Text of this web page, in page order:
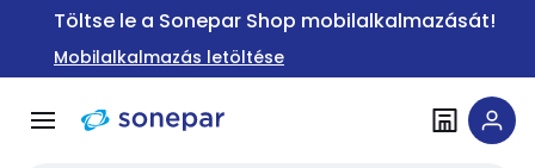
Ugrás a
Ugrás a
tartalomra
Töltse le a Sonepar Shop mobilalkalmazását!
Mobilalkalmazás letöltése